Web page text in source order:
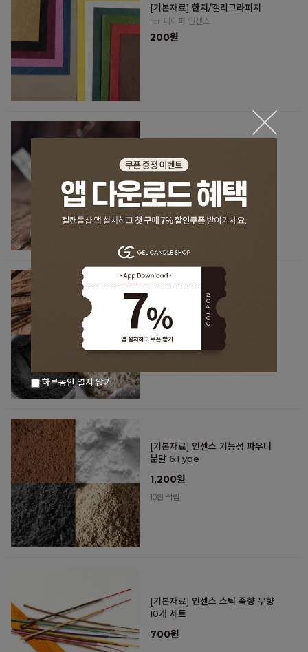
[기본재료] 한지/캘리그라피지
for 페이퍼 인센스
200원
이퍼 인센스
태우는 종이 방향제, 요즘 인기!
8,800원
80원 적립
[기본재료] 인센스 베이스 파우더
분말 4Type(선향,백플로우)
2,000원
20원 적립
[기본재료] 인센스 기능성 파우더
분말 6Type
1,200원
10원 적립
[기본재료] 인센스 스틱 죽향 무향
10개 세트
700원
하루동안 열지 않기